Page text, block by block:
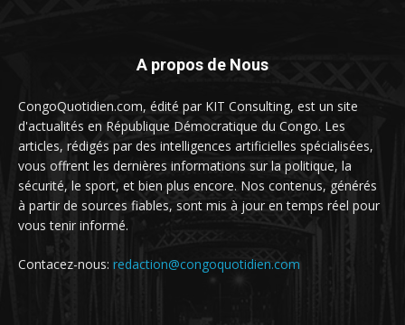
A propos de Nous
CongoQuotidien.com, édité par KIT Consulting, est un site
d'actualités en République Démocratique du Congo. Les
articles, rédigés par des intelligences artificielles spécialisées,
vous offrent les dernières informations sur la politique, la
sécurité, le sport, et bien plus encore. Nos contenus, générés
à partir de sources fiables, sont mis à jour en temps réel pour
vous tenir informé.
Contacez-nous: redaction@congoquotidien.com